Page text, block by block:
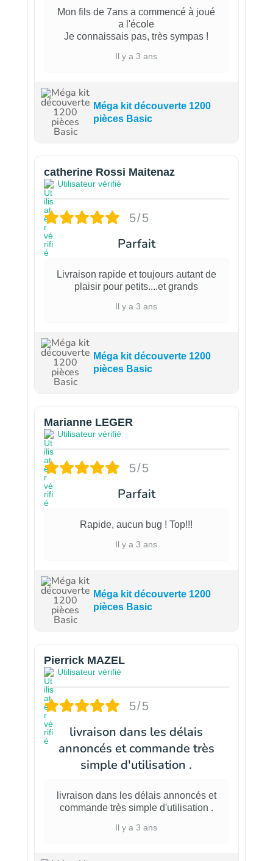
Mon fils de 7ans a commencé à joué
a l'école
Je connaissais pas, très sympas !
Il y a 3 ans
Méga kit découverte 1200
pièces Basic
catherine Rossi Maitenaz
Utilisateur vérifié
5/5
Parfait
Livraison rapide et toujours autant de
plaisir pour petits....et grands
Il y a 3 ans
Méga kit découverte 1200
pièces Basic
Marianne LEGER
Utilisateur vérifié
5/5
Parfait
Rapide, aucun bug ! Top!!!
Il y a 3 ans
Méga kit découverte 1200
pièces Basic
Pierrick MAZEL
Utilisateur vérifié
5/5
livraison dans les délais
annoncés et commande très
simple d'utilisation .
livraison dans les délais annoncés et
commande très simple d'utilisation .
Il y a 3 ans